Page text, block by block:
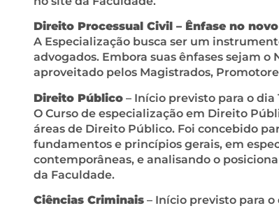
Direito Processual Civil – Ênfase no novo
A Especialização busca ser um
advogados. Embora suas ênfases sejam
aproveitado pelos Magistrados,
Direito Público – Início previsto para o dia
O Curso de especialização em Direito
áreas de Direito Público. Foi concebido
fundamentos e princípios gerais, em
contemporâneas, e analisando o
da Faculdade.
Ciências Criminais – Início previsto para o